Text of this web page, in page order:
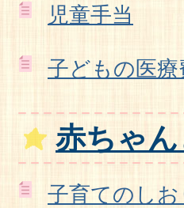
児童手当
子どもの医療
赤ちゃ
子育てのしお